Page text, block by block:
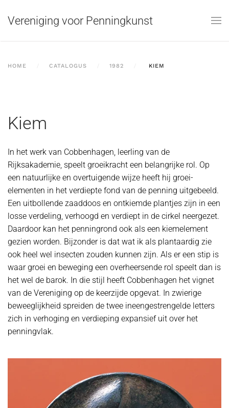
Skip to main content
Vereniging voor Penningkunst
HOME CATALOGUS 1982 KIEM
Kiem
In het werk van Cobbenhagen, leerling van de
Rijksakademie, speelt groeikracht een belangrijke rol. Op
een natuurlijke en overtuigende wijze heeft hij groei-
elementen in het verdiepte fond van de penning uitgebeeld.
Een uitbollende zaaddoos en ontkiemde plantjes zijn in een
losse verdeling, verhoogd en verdiept in de cirkel neergezet.
Daardoor kan het penningrond ook als een kiemelement
gezien worden. Bijzonder is dat wat ik als plantaardig zie
ook heel wel insecten zouden kunnen zijn. Als er een stip is
waar groei en beweging een overheersende rol speelt dan is
het wel de barok. In die stijl heeft Cobbenhagen het vignet
van de Vereniging op de keerzijde opgevat. In zwierige
beweeglijkheid spreiden de twee ineengestrengelde letters
zich in verhoging en verdieping expansief uit over het
penningvlak.